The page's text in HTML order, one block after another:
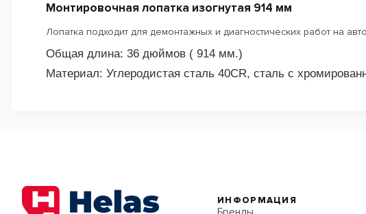
Монтировочная лопатка изогнутая 914 мм
Лопатка подходит для демонтажных и диагностических работ на
Общая длина: 36 дюймов ( 914 мм.)
Материал: Углеродистая сталь 40CR, сталь с
ИНФОРМАЦИЯ